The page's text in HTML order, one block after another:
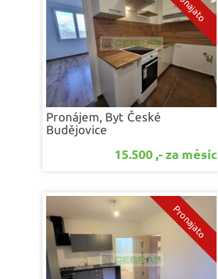
Pronájem, Byt České
Budějovice
15.500 ,- za měsíc